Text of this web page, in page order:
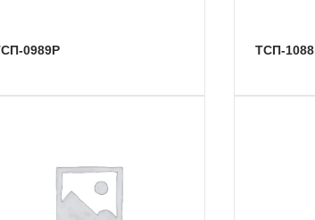
ТСП-0989Р ТСП-1088